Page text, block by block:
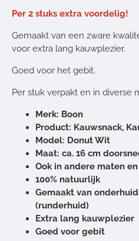
Per 2 stuks extra voordelig!
Gemaakt van een zware
voor extra lang kauwplezier.
Goed voor het gebit.
Per stuk verpakt en in diverse
Merk: Boon
Product: Kauwsnack,
Model: Donut Wit
Maat: ca. 16 cm
Ook in andere maten
100% natuurlijk
Gemaakt van
(runderhuid)
Extra lang kauwplezier
Goed voor gebit